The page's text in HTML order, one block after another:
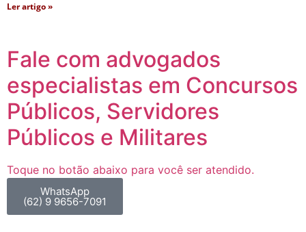
Ler artigo »
Fale com advogados
especialistas em Concursos
Públicos, Servidores
Públicos e Militares
Toque no botão abaixo para você ser atendido.
WhatsApp
(62) 9 9656-7091